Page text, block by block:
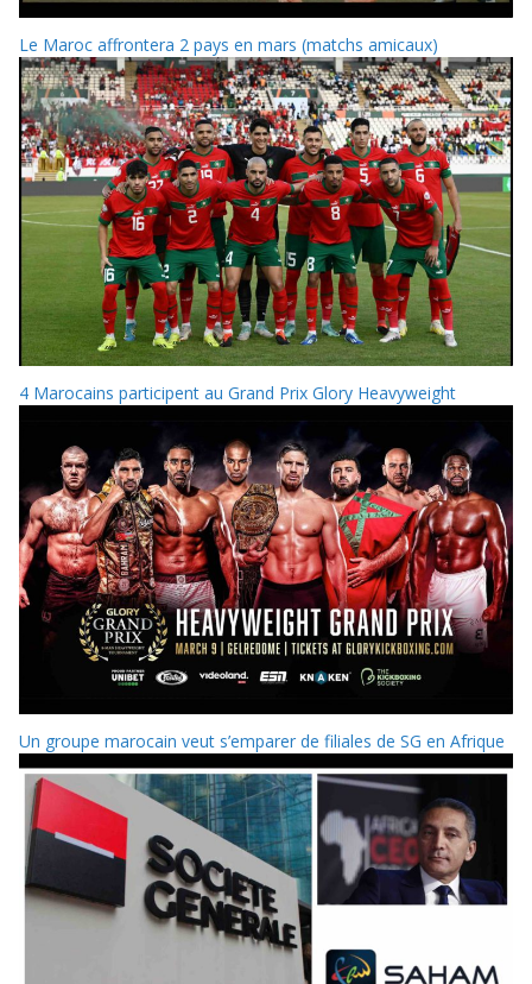
Le Maroc affrontera 2 pays en mars (matchs amicaux)
4 Marocains participent au Grand Prix Glory Heavyweight
Un groupe marocain veut s’emparer de filiales de SG en Afrique